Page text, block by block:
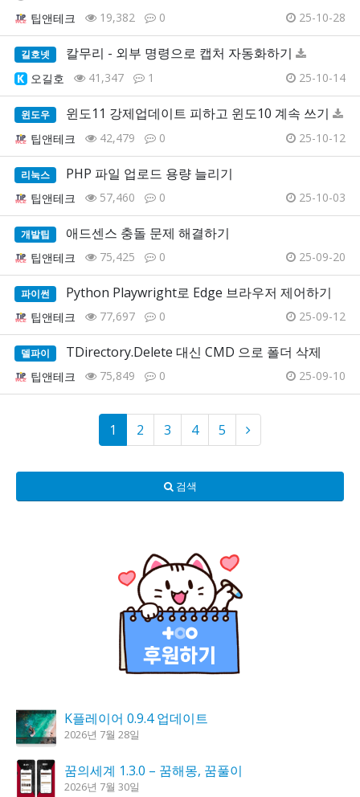
팁앤테크 19,382 0 25-10-28
길호넷 칼무리 - 외부 명령으로 캡처 자동화하기
오길호 41,347 1 25-10-14
윈도우 윈도11 강제업데이트 피하고 윈도10 계속 쓰기
팁앤테크 42,479 0 25-10-12
리눅스 PHP 파일 업로드 용량 늘리기
팁앤테크 57,460 0 25-10-03
개발팁 애드센스 충돌 문제 해결하기
팁앤테크 75,425 0 25-09-20
파이썬 Python Playwright로 Edge 브라우저 제어하기
팁앤테크 77,697 0 25-09-12
델파이 TDirectory.Delete 대신 CMD 으로 폴더 삭제
팁앤테크 75,849 0 25-09-10
1 2 3 4 5
검색
K플레이어 0.9.4 업데이트
2026년 7월 28일
꿈의세계 1.3.0 – 꿈해몽, 꿈풀이
2026년 7월 30일